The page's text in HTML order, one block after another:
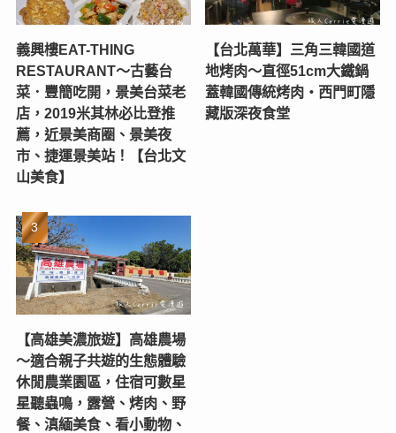
義興樓EAT-THING
RESTAURANT〜古藝台
菜．豐簡吃開，景美台菜老
店，2019米其林必比登推
薦，近景美商圈、景美夜
市、捷運景美站！【台北文
山美食】
【台北萬華】三角三韓國道
地烤肉～直徑51cm大鐵鍋
蓋韓國傳統烤肉‧西門町隱
藏版深夜食堂
【高雄美濃旅遊】高雄農場
〜適合親子共遊的生態體驗
休閒農業園區，住宿可數星
星聽蟲鳴，露營、烤肉、野
餐、滇緬美食、看小動物、